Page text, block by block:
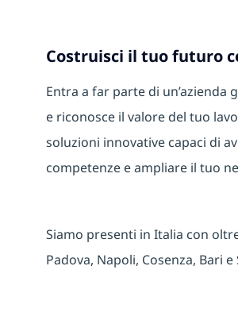
Costruisci il tuo futuro
Entra a far parte di un’azienda
e riconosce il valore del tuo
soluzioni innovative capaci di
competenze e ampliare il tuo
Siamo presenti in Italia con
Padova, Napoli, Cosenza, Bari e